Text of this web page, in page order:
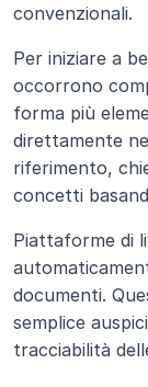
convenzionali.
Per iniziare a
occorrono
forma più
direttamente
riferimento,
concetti
Piattaforme di
documenti.
semplice
tracciabilità